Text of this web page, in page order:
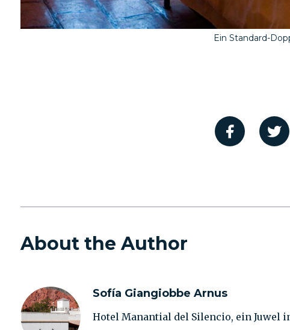
Ein Standard-
About the Author
Sofía Giangiobbe Arnus
Hotel Manantial del Silencio, ein Juwel